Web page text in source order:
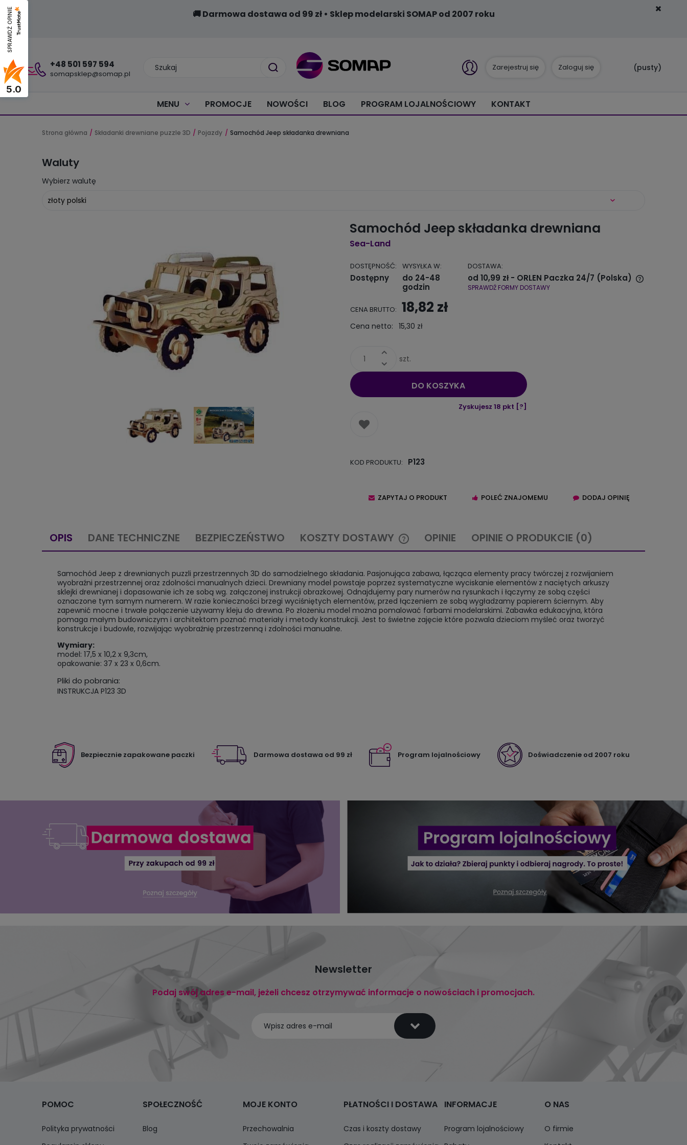
🚚 Darmowa dostawa od 99 zł • Sklep modelarski SOMAP od 2007 roku
+48 501 597 594
somapsklep@somap.pl
(pusty)
Zarejestruj się Zaloguj się
MENU PROMOCJE NOWOŚCI BLOG PROGRAM LOJALNOŚCIOWY KONTAKT
Strona główna Składanki drewniane puzzle 3D Pojazdy Samochód Jeep składanka drewniana
Waluty
Wybierz walutę
Samochód Jeep składanka drewniana
Sea-Land
DOSTĘPNOŚĆ:
Dostępny
WYSYŁKA W:
do 24-48
godzin
DOSTAWA:
od 10,99 zł - ORLEN Paczka 24/7 (Polska)
SPRAWDŹ FORMY DOSTAWY
CENA BRUTTO: 18,82 zł
Cena netto: 15,30 zł
szt.
DO KOSZYKA
Zyskujesz 18 pkt [?]
KOD PRODUKTU: P123
ZAPYTAJ O PRODUKT POLEĆ ZNAJOMEMU DODAJ OPINIĘ
OPIS DANE TECHNICZNE BEZPIECZEŃSTWO KOSZTY DOSTAWY
KOSZTÓW PŁATNOŚCI
OPINIE OPINIE O PRODUKCIE (0)
Samochód Jeep z drewnianych puzzli przestrzennych 3D do samodzielnego składania. Pasjonująca zabawa, łącząca elementy pracy twórczej z rozwijaniem
wyobraźni przestrzennej oraz zdolności manualnych dzieci. Drewniany model powstaje poprzez systematyczne wyciskanie elementów z naciętych arkuszy
sklejki drewnianej i dopasowanie ich ze sobą wg. załączonej instrukcji obrazkowej. Odnajdujemy pary numerów na rysunkach i łączymy ze sobą części
oznaczone tym samym numerem. W razie konieczności brzegi wyciśniętych elementów, przed łączeniem ze sobą wygładzamy papierem ściernym. Aby
zapewnić mocne i trwałe połączenie używamy kleju do drewna. Po złożeniu model można pomalować farbami modelarskimi. Zabawka edukacyjna, która
pomaga małym budowniczym i architektom poznać materiały i metody konstrukcji. Jest to świetne zajęcie które pozwala dzieciom myśleć oraz tworzyć
konstrukcje i budowle, rozwijając wyobraźnię przestrzenną i zdolności manualne.
Wymiary:
model: 17,5 x 10,2 x 9,3cm,
opakowanie: 37 x 23 x 0,6cm.
Pliki do pobrania:
INSTRUKCJA P123 3D
Bezpiecznie zapakowane paczki Darmowa dostawa od 99 zł Program lojalnościowy Doświadczenie od 2007 roku
Newsletter
Podaj swój adres e-mail, jeżeli chcesz otrzymywać informacje o nowościach i promocjach.
POMOC
Polityka prywatności
SPOŁECZNOŚĆ
Blog
MOJE KONTO
Przechowalnia
PŁATNOŚCI I DOSTAWA
Czas i koszty dostawy
INFORMACJE
Program lojalnościowy
O NAS
O firmie
SPRAWDŹ OPINIE
5.0